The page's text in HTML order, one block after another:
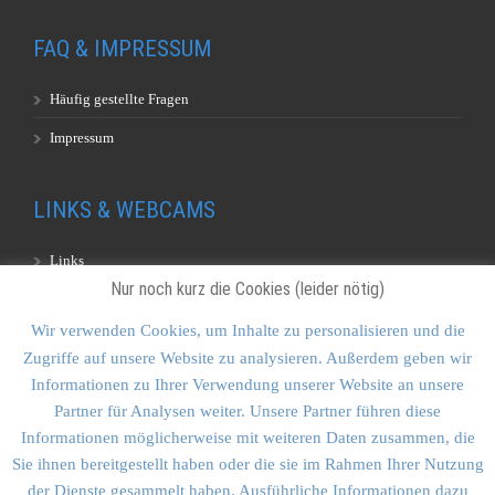
FAQ & IMPRESSUM
Häufig gestellte Fragen
Impressum
LINKS & WEBCAMS
Links
KONTAKT & SITEMAP
Kontakt
Sitemap
Nur noch kurz die Cookies (leider nötig)
Wir verwenden Cookies, um Inhalte zu personalisieren und die
Zugriffe auf unsere Website zu analysieren. Außerdem geben wir
Informationen zu Ihrer Verwendung unserer Website an unsere
Partner für Analysen weiter. Unsere Partner führen diese
Informationen möglicherweise mit weiteren Daten zusammen, die
Sie ihnen bereitgestellt haben oder die sie im Rahmen Ihrer Nutzung
der Dienste gesammelt haben. Ausführliche Informationen dazu